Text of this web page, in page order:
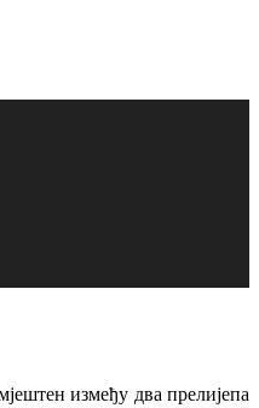
између два прелијепа